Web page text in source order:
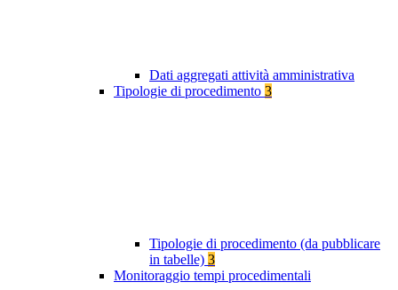
Dati aggregati attività amministrativa
Tipologie di procedimento 3
Tipologie di procedimento (da pubblicare
in tabelle) 3
Monitoraggio tempi procedimentali